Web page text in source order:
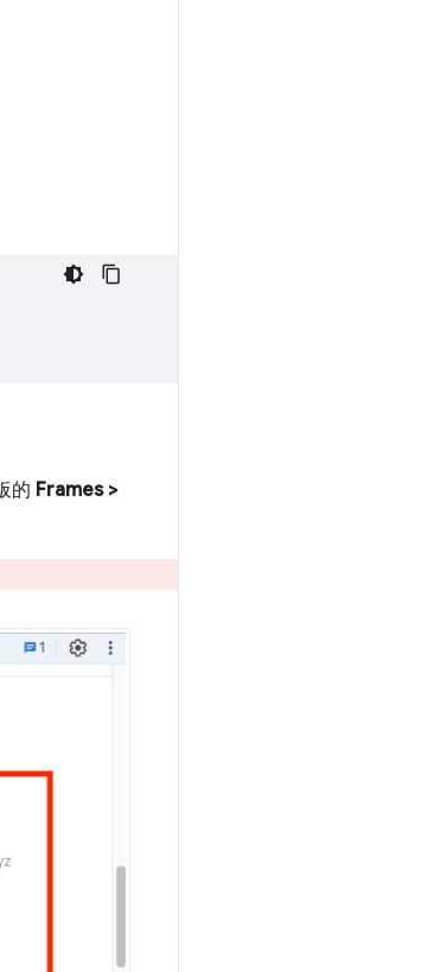
的 Frames >